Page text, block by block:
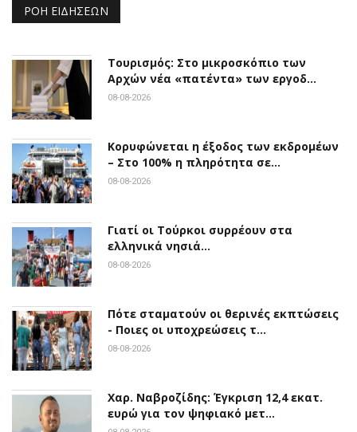
ΡΟΉ ΕΙΔΉΣΕΩΝ
Τουρισμός: Στο μικροσκόπιο των
Αρχών νέα «πατέντα» των εργοδ…
08-08-2026
Κορυφώνεται η έξοδος των εκδρομέων
– Στο 100% η πληρότητα σε…
08-08-2026
Γιατί οι Τούρκοι συρρέουν στα
ελληνικά νησιά…
08-08-2026
Πότε σταματούν οι θερινές εκπτώσεις
- Ποιες οι υποχρεώσεις τ…
08-08-2026
Χαρ. Ναβροζίδης: Έγκριση 12,4 εκατ.
ευρώ για τον ψηφιακό μετ…